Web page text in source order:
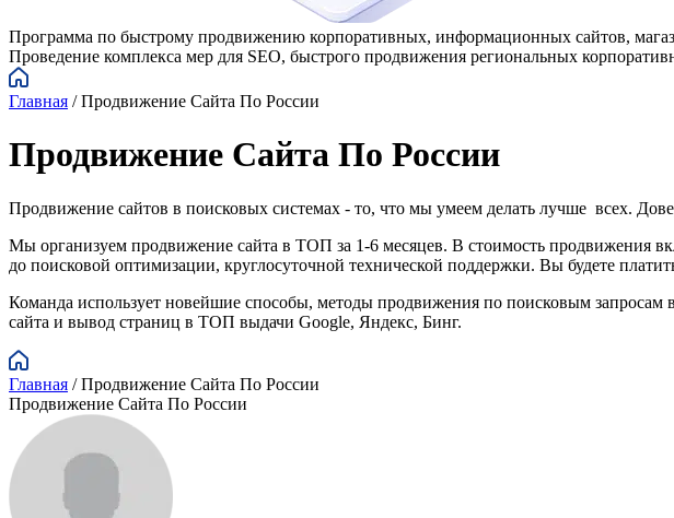
Программа по быстрому продвижению корпоративных, информационных сайтов,
Проведение комплекса мер для SEO, быстрого продвижения региональных
Главная / Продвижение Сайта По России
Продвижение Сайта По России
Продвижение сайтов в поисковых системах - то, что мы умеем делать лучше всех.
Мы организуем продвижение сайта в ТОП за 1-6 месяцев. В стоимость продвижения
до поисковой оптимизации, круглосуточной технической поддержки. Вы будете
Команда использует новейшие способы, методы продвижения по поисковым запросам
сайта и вывод страниц в ТОП выдачи Google, Яндекс, Бинг.
Главная / Продвижение Сайта По России
Продвижение Сайта По России